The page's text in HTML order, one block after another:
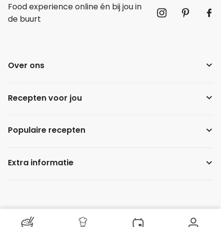
Food experience online én bij jou in
de buurt
Over ons
Recepten voor jou
Populaire recepten
Extra informatie